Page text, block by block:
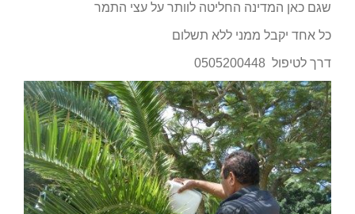
שגם כאן המדינה החליטה לוותר על עצי התמר
כל אחד יקבל ממני ללא תשלום
דרך לטיפול 0505200448